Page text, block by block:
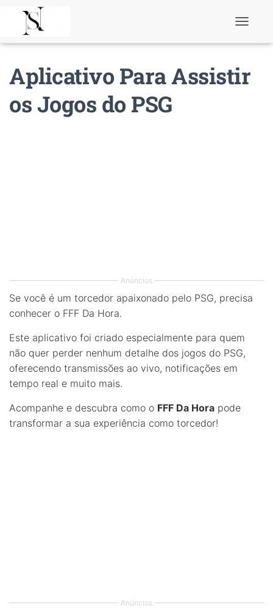
l
e
Aplicativo Para Assistir
os Jogos do PSG
Anúncios
Se você é um torcedor apaixonado pelo PSG, precisa
conhecer o FFF Da Hora.
Este aplicativo foi criado especialmente para quem
não quer perder nenhum detalhe dos jogos do PSG,
oferecendo transmissões ao vivo, notificações em
tempo real e muito mais.
Acompanhe e descubra como o FFF Da Hora pode
transformar a sua experiência como torcedor!
Anúncios